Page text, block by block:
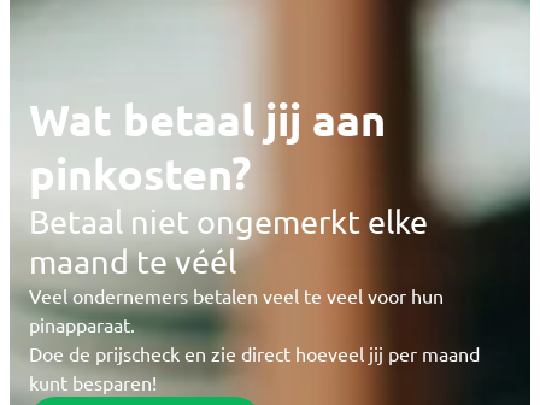
Wat betaal jij aan
pinkosten?
Betaal niet ongemerkt elke
maand te véél
Veel ondernemers betalen veel te veel voor hun
pinapparaat.
Doe de prijscheck en zie direct hoeveel jij per maand
kunt besparen!